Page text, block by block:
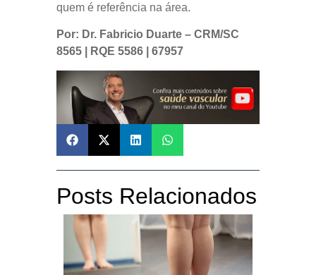
quem é referência na área.
Por: Dr. Fabricio Duarte – CRM/SC
8565 | RQE 5586 | 67957
Posts Relacionados